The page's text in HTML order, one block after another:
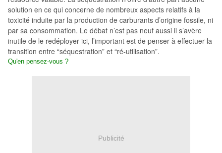
solution en ce qui concerne de nombreux aspects relatifs à la
toxicité induite par la production de carburants d’origine fossile, ni
par sa consommation. Le débat n’est pas neuf aussi il s’avère
inutile de le redéployer ici, l’important est de penser à effectuer la
transition entre “séquestration” et “ré-utilisation”.
Qu'en pensez-vous ?
Publicité